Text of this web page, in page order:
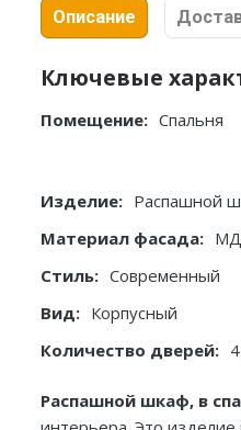
Описание
Ключевые
Помещение: Спальня
Изделие: Распашной
Материал фасада:
Стиль: Современный
Вид: Корпусный
Количество дверей:
Распашной шкаф, в